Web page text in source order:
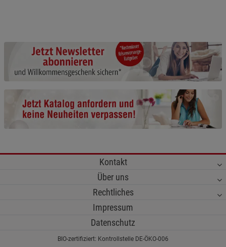
Kontakt
Über uns
Rechtliches
Impressum
Datenschutz
BIO-zertifiziert: Kontrollstelle DE-ÖKO-006
Beschreibung Notwendige Cookies
Cookie-Informationenanzeigen
Funktionale Cookies (1) Funktionale
Beschreibung Funktionale Cookies
anzeigen
Statistik Cookies (2) Statistik Cookies
Beschreibung Statistik Cookies
Cookie-Informationen
Marketing Cookies (3)